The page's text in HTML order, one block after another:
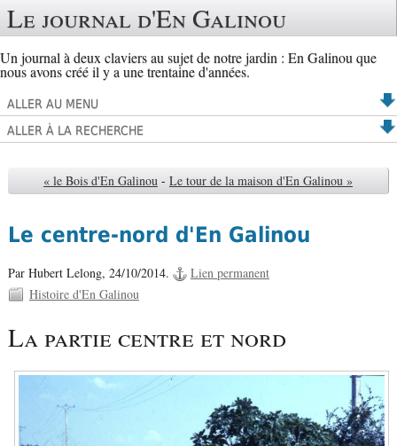
Le journal d'En Galinou
Un journal à deux claviers au sujet de notre jardin : En Galinou que
nous avons créé il y a une trentaine d'années.
ALLER AU MENU
ALLER À LA RECHERCHE
« le Bois d'En Galinou - Le tour de la maison d'En Galinou »
Le centre-nord d'En Galinou
Par Hubert Lelong, 24/10/2014.
Lien permanent
Histoire d'En Galinou
La partie centre et nord